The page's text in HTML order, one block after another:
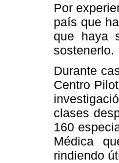
Por
país que
que haya
sostenerlo.
Durante
Centro
clases
160
Médica
rindiendo